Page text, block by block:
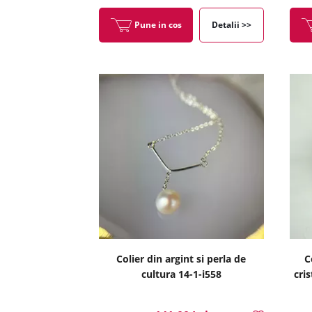
Pune in cos Detalii >>
Colier din argint si perla de
cultura 14-1-i558